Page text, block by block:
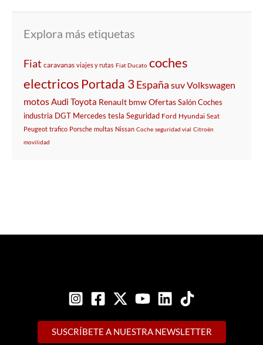
Explora más etiquetas
Fiat caravanas viajes y rutas Fiat Ducato coches
electricos Portada 3España suvVolkswagen
motosAudi Toyota Renault bmwOfertasSalónCoches
industria DGT Mercedes tesla Seguridad Ford Hyundai Seat
Peugeot trafico Porsche multas Nissan Coche seguridad vial Citroën
movilidad
SUSCRÍBETE A NUESTRA NEWSLETTER